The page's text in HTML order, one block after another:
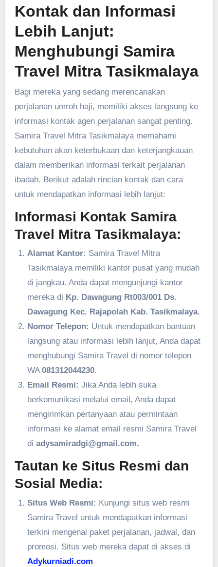
Kontak dan Informasi
Lebih Lanjut:
Menghubungi Samira
Travel Mitra Tasikmalaya
Bagi mereka yang sedang merencanakan
perjalanan umroh haji, memiliki akses langsung ke
informasi kontak agen perjalanan sangat penting.
Samira Travel Mitra Tasikmalaya memahami
kebutuhan akan keterbukaan dan keterjangkauan
dalam memberikan informasi terkait perjalanan
ibadah. Berikut adalah rincian kontak dan cara
untuk mendapatkan informasi lebih lanjut:
Informasi Kontak Samira
Travel Mitra Tasikmalaya:
Alamat Kantor: Samira Travel Mitra
Tasikmalaya memiliki kantor pusat yang mudah
di jangkau. Anda dapat mengunjungi kantor
mereka di Kp. Dawagung Rt003/001 Ds.
Dawagung Kec. Rajapolah Kab. Tasikmalaya.
Nomor Telepon: Untuk mendapatkan bantuan
langsung atau informasi lebih lanjut, Anda dapat
menghubungi Samira Travel di nomor telepon
WA 081312044230.
Email Resmi: Jika Anda lebih suka
berkomunikasi melalui email, Anda dapat
mengirimkan pertanyaan atau permintaan
informasi ke alamat email resmi Samira Travel
di adysamiradgi@gmail.com.
Tautan ke Situs Resmi dan
Sosial Media:
Situs Web Resmi: Kunjungi situs web resmi
Samira Travel untuk mendapatkan informasi
terkini mengenai paket perjalanan, jadwal, dan
promosi. Situs web mereka dapat di akses di
Adykurniadi.com